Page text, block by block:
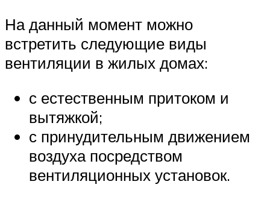
На данный момент можно
встретить следующие виды
вентиляции в жилых домах:
с естественным притоком и
вытяжкой;
с принудительным движением
воздуха посредством
вентиляционных установок.